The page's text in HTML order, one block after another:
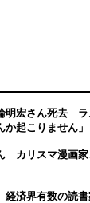
明宏さん死去 ラ
起こりません」
カリスマ漫画家
経済界有数の読